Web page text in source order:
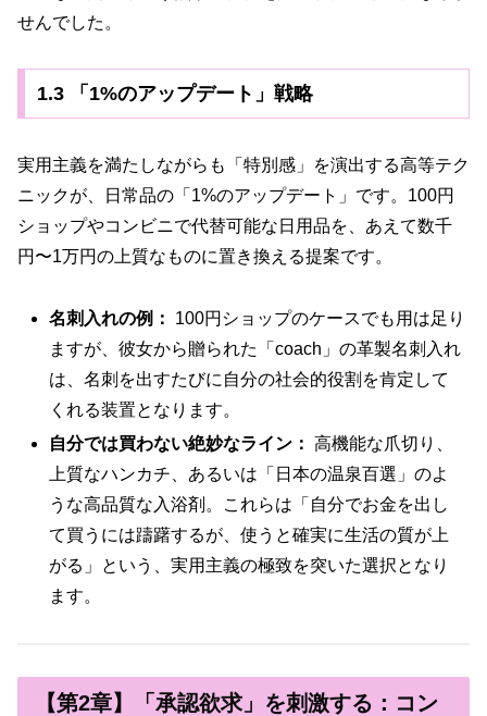
せんでした。
1.3 「1%のアップデート」戦略
実用主義を満たしながらも「特別感」を演出する高等テク
ニックが、日常品の「1%のアップデート」です。100円
ショップやコンビニで代替可能な日用品を、あえて数千
円〜1万円の上質なものに置き換える提案です。
名刺入れの例：
100円ショップのケースでも用は足り
ますが、彼女から贈られた「coach」の革製名刺入れ
は、名刺を出すたびに自分の社会的役割を肯定して
くれる装置となります。
自分では買わない絶妙なライン： 高機能な爪切り、
上質なハンカチ、あるいは「日本の温泉百選」のよ
うな高品質な入浴剤。これらは「自分でお金を出し
て買うには躊躇するが、使うと確実に生活の質が上
がる」という、実用主義の極致を突いた選択となり
ます。
【第2章】「承認欲求」を刺激する：コン